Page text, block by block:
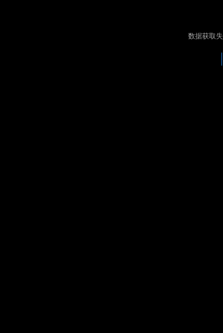
数据获取